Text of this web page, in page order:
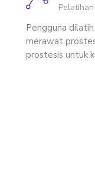
Pengguna
merawat
prostesis untuk